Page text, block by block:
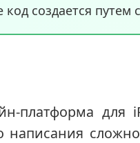
создается
для